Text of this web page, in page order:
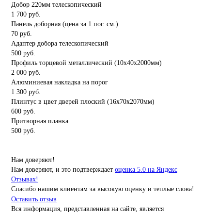
Добор 220мм телескопический
1 700 руб.
Панель доборная (цена за 1 пог. см.)
70 руб.
Адаптер добора телескопический
500 руб.
Профиль торцевой металлический (10x40x2000мм)
2 000 руб.
Алюминиевая накладка на порог
1 300 руб.
Плинтус в цвет дверей плоский (16x70x2070мм)
600 руб.
Притворная планка
500 руб.
Нам доверяют!
Нам доверяют, и это подтверждает оценка 5.0 на Яндекс
Отзывах!
Спасибо нашим клиентам за высокую оценку и теплые слова!
Оставить отзыв
Вся информация, представленная на сайте, является